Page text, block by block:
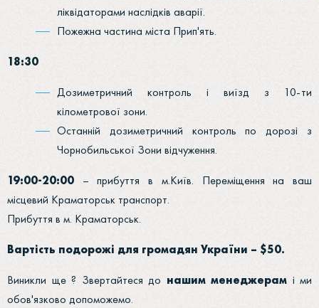
ліквідаторами наслідків аварії.
Пожежна частина міста Прип'ять.
18:30
Дозиметричний контроль і виїзд з 10-ти
кілометрової зони.
Останній дозиметричний контроль по дорозі з
Чорнобильської Зони відчуження.
19:00-20:00 – прибуття в м.Київ. Переміщення на ваш
місцевий Краматорськ транспорт.
Прибуття в м. Краматорськ.
Вартість подорожі для громадян України – $50.
Виникли ще ? Звертайтеся до нашим менеджерам і ми
обов'язково допоможемо.